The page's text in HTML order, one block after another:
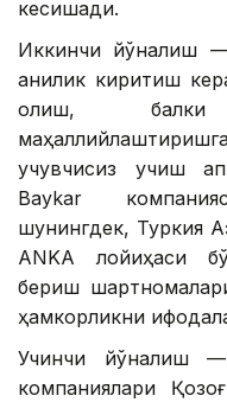
кесишади.
Иккинчи йўналиш
аниқлик киритиш
олиш, балки
учувчисиз учиш
Baykar
шунингдек, Туркия
ANKA лойиҳаси
бериш
ҳамкорликни
Учинчи йўналиш —
компаниялари